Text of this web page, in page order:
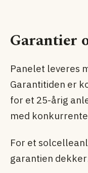
Garantier
Panelet leveres
Garantitiden er
for et 25-årig
med
For et
garantien